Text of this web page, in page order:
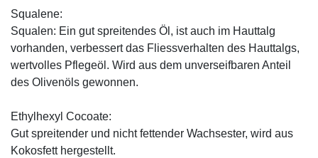
Squalene:
Squalen: Ein gut spreitendes Öl, ist auch im Hauttalg
vorhanden, verbessert das Fliessverhalten des Hauttalgs,
wertvolles Pflegeöl. Wird aus dem unverseifbaren Anteil
des Olivenöls gewonnen.
Ethylhexyl Cocoate:
Gut spreitender und nicht fettender Wachsester, wird aus
Kokosfett hergestellt.